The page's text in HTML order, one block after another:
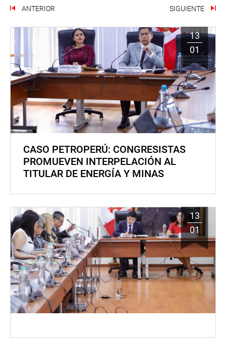
ANTERIOR SIGUIENTE
13
01
CASO PETROPERÚ: CONGRESISTAS
PROMUEVEN INTERPELACIÓN AL
TITULAR DE ENERGÍA Y MINAS
13
01